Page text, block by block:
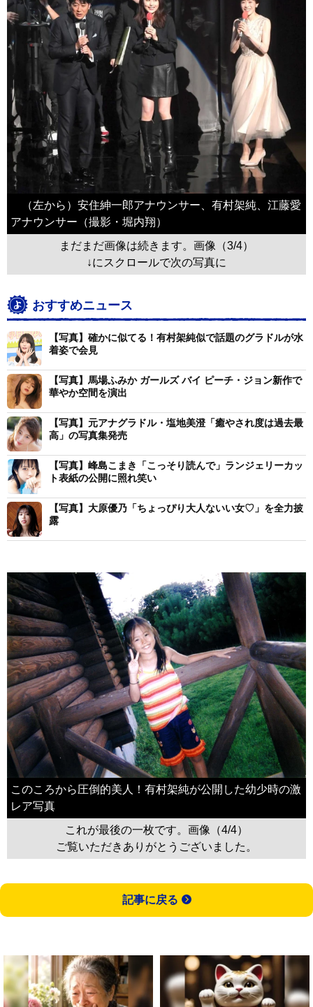
（左から）安住紳一郎アナウンサー、有村架純、江藤愛
アナウンサー（撮影・堀内翔）
まだまだ画像は続きます。画像（3/4）
↓にスクロールで次の写真に
おすすめニュース
【写真】確かに似てる！有村架純似で話題のグラドルが水
着姿で会見
【写真】馬場ふみか ガールズ バイ ピーチ・ジョン新作で
華やか空間を演出
【写真】元アナグラドル・塩地美澄「癒やされ度は過去最
高」の写真集発売
【写真】峰島こまき「こっそり読んで」ランジェリーカッ
ト表紙の公開に照れ笑い
【写真】大原優乃「ちょっぴり大人ないい女♡」を全力披
露
このころから圧倒的美人！有村架純が公開した幼少時の激
レア写真
これが最後の一枚です。画像（4/4）
ご覧いただきありがとうございました。
記事に戻る